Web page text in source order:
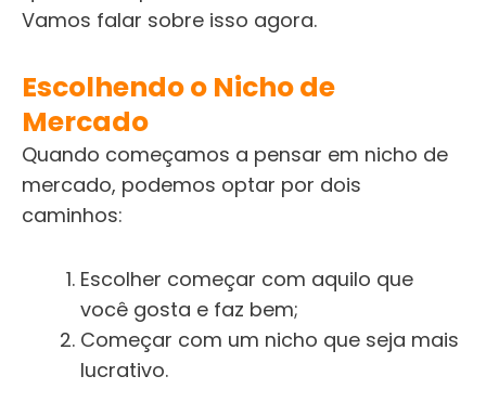
Vamos falar sobre isso agora.
Escolhendo o Nicho de
Mercado
Quando começamos a pensar em nicho de
mercado, podemos optar por dois
caminhos:
Escolher começar com aquilo que
você gosta e faz bem;
Começar com um nicho que seja mais
lucrativo.